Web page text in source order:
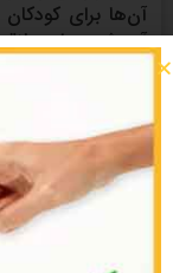
آن‌ها برای کودکان
آموزشی، برای
این کتاب‌ها و
می‌توانند سرگرمی
در بیشتر شدن
در کل،
دانش‌آموزان و